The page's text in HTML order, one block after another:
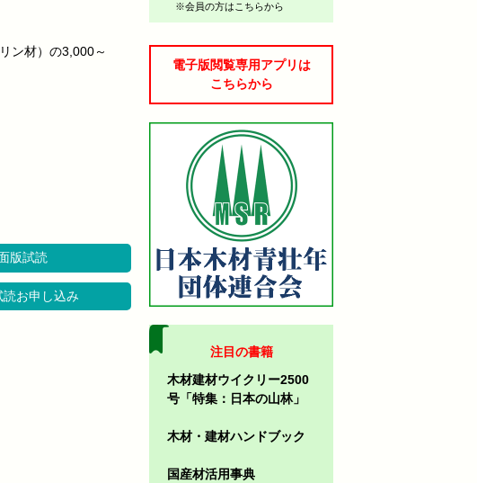
ン材）の3,000～
版試読
読お申し込み
※会員の方はこちらから
電子版閲覧専用アプリは
こちらから
注目の書籍
木材建材ウイクリー2500
号「特集：日本の山林」
木材・建材ハンドブック
国産材活用事典